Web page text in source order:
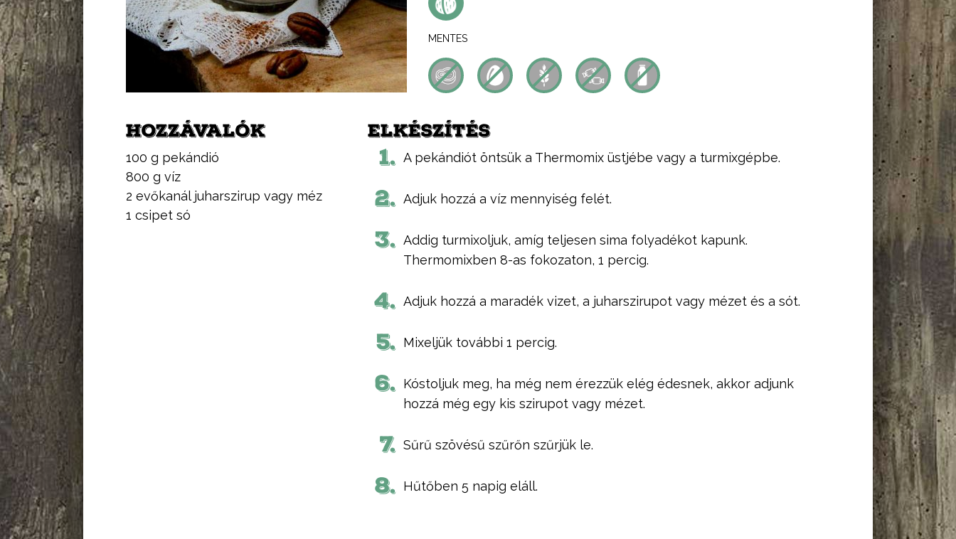
MENTES
HOZZÁVALÓK
100 g pekándió
800 g víz
2 evőkanál juharszirup vagy méz
1 csipet só
ELKÉSZÍTÉS
1. A pekándiót öntsük a Thermomix üstjébe vagy a turmixgépbe.
2. Adjuk hozzá a víz mennyiség felét.
3. Addig turmixoljuk, amíg teljesen sima folyadékot kapunk.
Thermomixben 8-as fokozaton, 1 percig.
4. Adjuk hozzá a maradék vizet, a juharszirupot vagy mézet és a sót.
5. Mixeljük további 1 percig.
6. Kóstoljuk meg, ha még nem érezzük elég édesnek, akkor adjunk
hozzá még egy kis szirupot vagy mézet.
7. Sűrű szövésű szűrőn szűrjük le.
8. Hűtőben 5 napig eláll.